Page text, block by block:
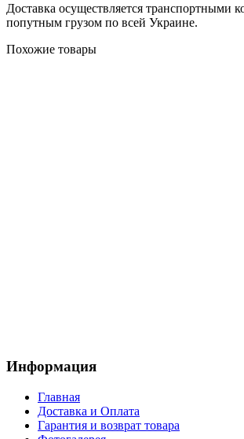
Доставка осуществляется транспортными
попутным грузом по всей Украине.
Похожие товары
Информация
Главная
Доставка и Оплата
Гарантия и возврат товара